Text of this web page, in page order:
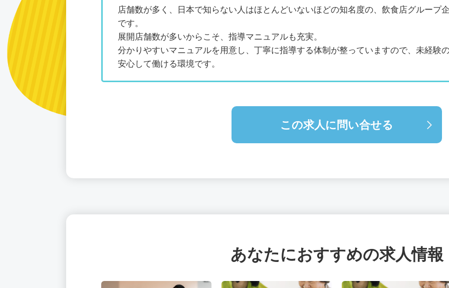
店舗数が多く、日本で知らない人はほとんどいないほどの知名度の、飲食店グループ
です。
展開店舗数が多いからこそ、指導マニュアルも充実。
分かりやすいマニュアルを用意し、丁寧に指導する体制が整っていますので、未経験
安心して働ける環境です。
この求人に問い合せる
あなたにおすすめの求人情報